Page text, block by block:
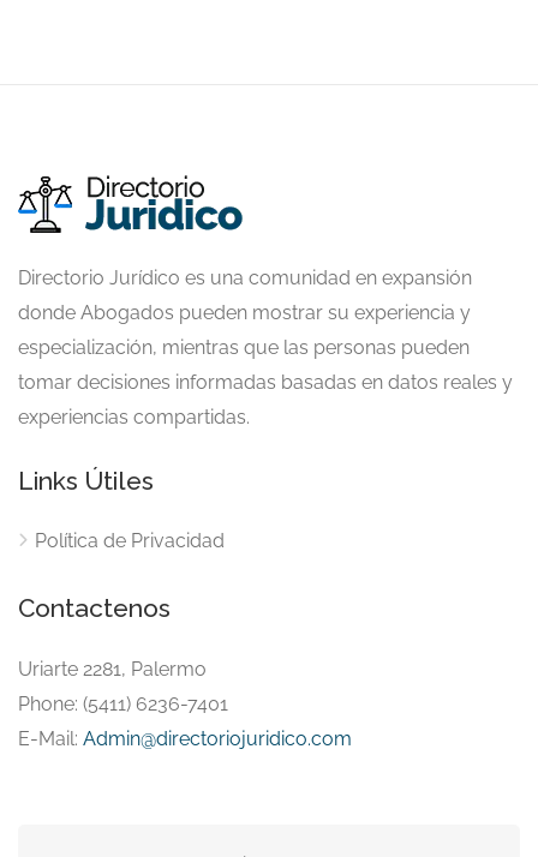
Directorio Jurídico es una comunidad en expansión
donde Abogados pueden mostrar su experiencia y
especialización, mientras que las personas pueden
tomar decisiones informadas basadas en datos reales y
experiencias compartidas.
Links Útiles
Política de Privacidad
Contactenos
Uriarte 2281, Palermo
Phone: (5411) 6236-7401
E-Mail: Admin@directoriojuridico.com